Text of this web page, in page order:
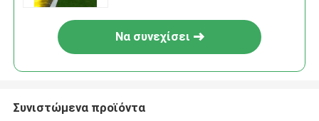
Να συνεχίσει
Συνιστώμενα προϊόντα